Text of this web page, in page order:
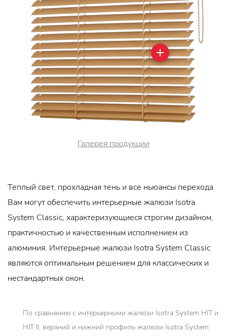
Галерея продукции
Теплый свет, прохладная тень и все ньюансы перехода
Вам могут обеспечить интерьерные жалюзи Isotra
System Classic, характеризующиеся строгим дизайном,
практичностью и качественным исполнением из
алюминия. Интерьерные жалюзи Isotra System Classic
являются оптимальным решением для классических и
нестандартных окон.
По сравнению с интерьерными жалюзи Isotra System HIT и
HIT II, верхний и нижний профиль жалюзи Isotra System